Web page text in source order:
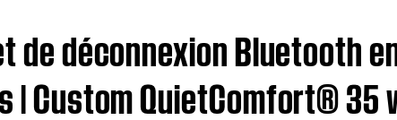
de déconnexion Bluetooth
| Custom QuietComfort® 35